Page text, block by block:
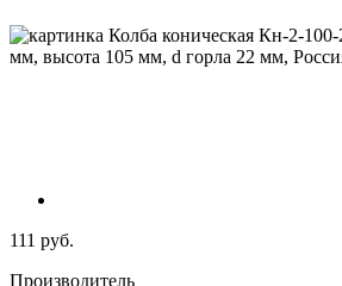
111 руб.
Производитель